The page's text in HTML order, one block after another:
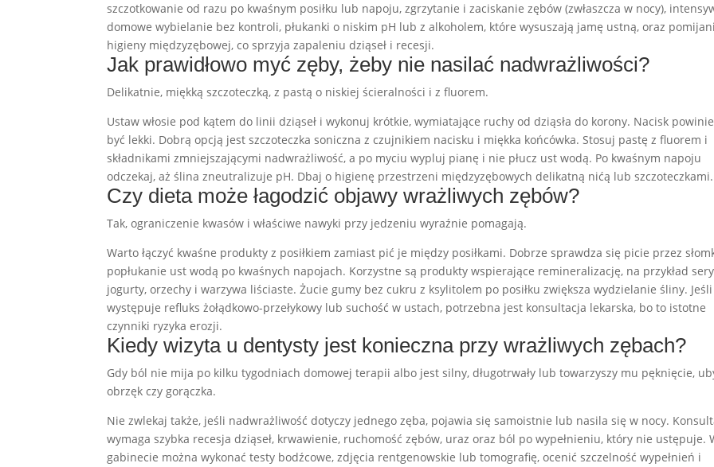
szczotkowanie od razu po kwaśnym posiłku lub napoju, zgrzytanie i zaciskanie zębów (zwłaszcza w nocy),
domowe wybielanie bez kontroli, płukanki o niskim pH lub z alkoholem, które wysuszają jamę ustną, oraz
higieny międzyzębowej, co sprzyja zapaleniu dziąseł i recesji.
Jak prawidłowo myć zęby, żeby nie nasilać nadwrażliwości?
Delikatnie, miękką szczoteczką, z pastą o niskiej ścieralności i z fluorem.
Ustaw włosie pod kątem do linii dziąseł i wykonuj krótkie, wymiatające ruchy od dziąsła do korony. Nacisk
być lekki. Dobrą opcją jest szczoteczka soniczna z czujnikiem nacisku i miękka końcówka. Stosuj pastę z fluorem i
składnikami zmniejszającymi nadwrażliwość, a po myciu wypluj pianę i nie płucz ust wodą. Po kwaśnym napoju
odczekaj, aż ślina zneutralizuje pH. Dbaj o higienę przestrzeni międzyzębowych delikatną nićą lub szczoteczkami.
Czy dieta może łagodzić objawy wrażliwych zębów?
Tak, ograniczenie kwasów i właściwe nawyki przy jedzeniu wyraźnie pomagają.
Warto łączyć kwaśne produkty z posiłkiem zamiast pić je między posiłkami. Dobrze sprawdza się picie przez
popłukanie ust wodą po kwaśnych napojach. Korzystne są produkty wspierające remineralizację, na przykład
jogurty, orzechy i warzywa liściaste. Żucie gumy bez cukru z ksylitolem po posiłku zwiększa wydzielanie śliny. Jeśli
występuje refluks żołądkowo-przełykowy lub suchość w ustach, potrzebna jest konsultacja lekarska, bo to istotne
czynniki ryzyka erozji.
Kiedy wizyta u dentysty jest konieczna przy wrażliwych zębach?
Gdy ból nie mija po kilku tygodniach domowej terapii albo jest silny, długotrwały lub towarzyszy mu pęknięcie,
obrzęk czy gorączka.
Nie zwlekaj także, jeśli nadwrażliwość dotyczy jednego zęba, pojawia się samoistnie lub nasila się w nocy.
wymaga szybka recesja dziąseł, krwawienie, ruchomość zębów, uraz oraz ból po wypełnieniu, który nie ustępuje.
gabinecie można wykonać testy bodźcowe, zdjęcia rentgenowskie lub tomografię, ocenić szczelność wypełnień i